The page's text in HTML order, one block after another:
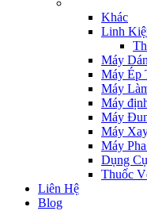
Khác
Linh
Máy
Máy Ép
Máy
Máy
Máy
Máy
Máy
Dụng
Thuốc
Liên Hệ
Blog